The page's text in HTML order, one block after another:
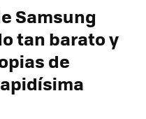
Samsung
tan barato y
de